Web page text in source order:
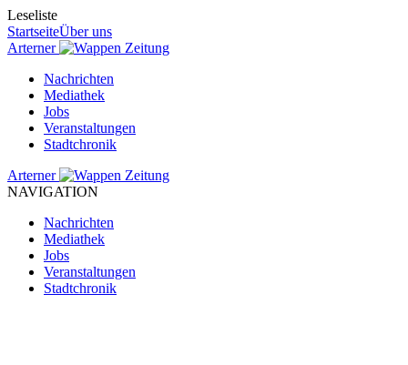
Leseliste
StartseiteÜber uns
Arterner
Zeitung
Nachrichten
Mediathek
Jobs
Veranstaltungen
Stadtchronik
Arterner
Zeitung
NAVIGATION
Nachrichten
Mediathek
Jobs
Veranstaltungen
Stadtchronik